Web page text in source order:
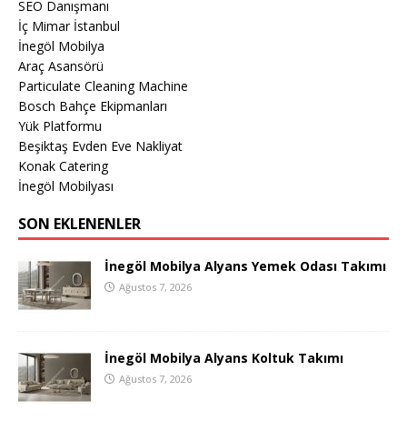
SEO Danışmanı
İç Mimar İstanbul
İnegöl Mobilya
Araç Asansörü
Particulate Cleaning Machine
Bosch Bahçe Ekipmanları
Yük Platformu
Beşiktaş Evden Eve Nakliyat
Konak Catering
İnegöl Mobilyası
SON EKLENENLER
İnegöl Mobilya Alyans Yemek Odası Takımı
Ağustos 7, 2026
İnegöl Mobilya Alyans Koltuk Takımı
Ağustos 7, 2026